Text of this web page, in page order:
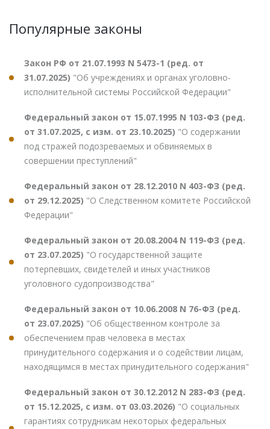
Популярные законы
Закон РФ от 21.07.1993 N 5473-1 (ред. от
31.07.2025) "Об учреждениях и органах уголовно-
исполнительной системы Российской Федерации"
Федеральный закон от 15.07.1995 N 103-ФЗ (ред.
от 31.07.2025, с изм. от 23.10.2025) "О содержании
под стражей подозреваемых и обвиняемых в
совершении преступлений"
Федеральный закон от 28.12.2010 N 403-ФЗ (ред.
от 29.12.2025) "О Следственном комитете Российской
Федерации"
Федеральный закон от 20.08.2004 N 119-ФЗ (ред.
от 23.07.2025) "О государственной защите
потерпевших, свидетелей и иных участников
уголовного судопроизводства"
Федеральный закон от 10.06.2008 N 76-ФЗ (ред.
от 23.07.2025) "Об общественном контроле за
обеспечением прав человека в местах
принудительного содержания и о содействии лицам,
находящимся в местах принудительного содержания"
Федеральный закон от 30.12.2012 N 283-ФЗ (ред.
от 15.12.2025, с изм. от 03.03.2026) "О социальных
гарантиях сотрудникам некоторых федеральных